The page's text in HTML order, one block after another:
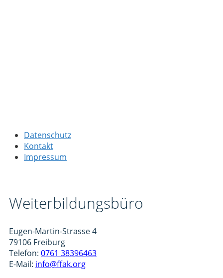
Datenschutz
Kontakt
Impressum
Weiterbildungsbüro
Eugen-Martin-Strasse 4
79106 Freiburg
Telefon: 0761 38396463
E-Mail: info@ffak.org